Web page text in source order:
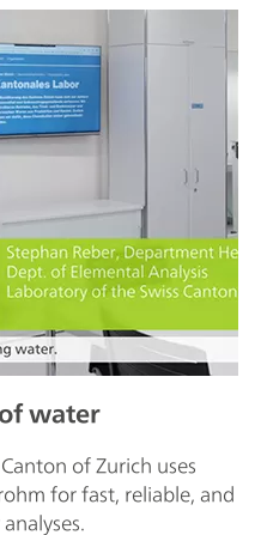
water
of Zurich uses
for fast, reliable, and